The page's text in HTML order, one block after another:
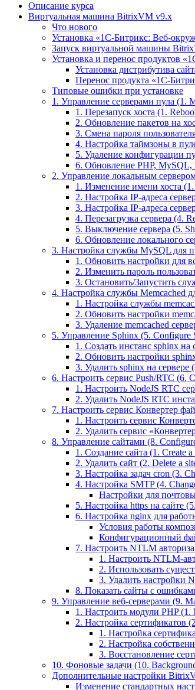
Описание курса
Виртуальная машина BitrixVM v9.x
Что нового
Установка «1С-Битрикс: Веб-
Запуск виртуальной машины
Установка и перенос продуктов
Установка дистрибутива
Перенос продукта «1C-
Типовые ошибки при установке
1. Управление серверами пула (1.
1. Перезапуск хоста (1.
2. Обновление пакетов на
3. Смена пароля
4. Настройка таймзоны в
5. Удаление конфигурации
6. Обновление PHP, MySQL,
2. Управление локальным
1. Изменение имени хоста
2. Настройка IP-адреса
3. Настройка IP-адреса
4. Перезагрузка сервера (4.
5. Выключение сервера (5.
6. Обновление локального
3. Настройка службы MySQL для
1. Обновить настройки для
2. Изменить пароль
3. Остановить/Запустить
4. Настройка службы Memcached
1. Настройка службы
2. Обновить настройки
3. Удаление memcached
5. Управление Sphinx (5. Configure
1. Создать инстанс sphinx на
2. Обновить настройки
3. Удалить sphinx на сервере
6. Настроить сервис Push/RTC (6.
1. Настроить NodeJS RTC
2. Удалить NodeJS RTC
7. Настроить сервис Конвертер
1. Настроить сервис
2. Удалить сервис
8. Управление сайтами (8.
1. Создание сайта (1. Create a
2. Удалить сайт (2. Delete a
3. Настройка задач cron (3.
4. Настройка SMTP (4.
Настройки для
5. Настройка https на сайте
6. Настройка nginx для
Условия работы
Конфигурационный
7. Настроить NTLM
1. Настроить NTLM-
2. Использовать
3. Удалить настройки
8. Показать сайты с
9. Управление веб-серверами (9.
1. Настроить модули PHP (1.
2. Настройка сертификатов
1. Настройка
2. Настройка
3. Восстановление
10. Фоновые задачи (10.
Дополнительные настройки
Изменение стандартных